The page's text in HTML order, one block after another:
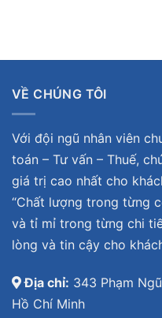
VỀ CHÚNG TÔI
Với đội ngũ nhân viên
toán – Tư vấn – Thuế,
giá trị cao nhất cho
“Chất lượng trong từng
và tỉ mỉ trong từng chi
lòng và tin cậy cho
Địa chỉ: 343 Phạm
Hồ Chí Minh